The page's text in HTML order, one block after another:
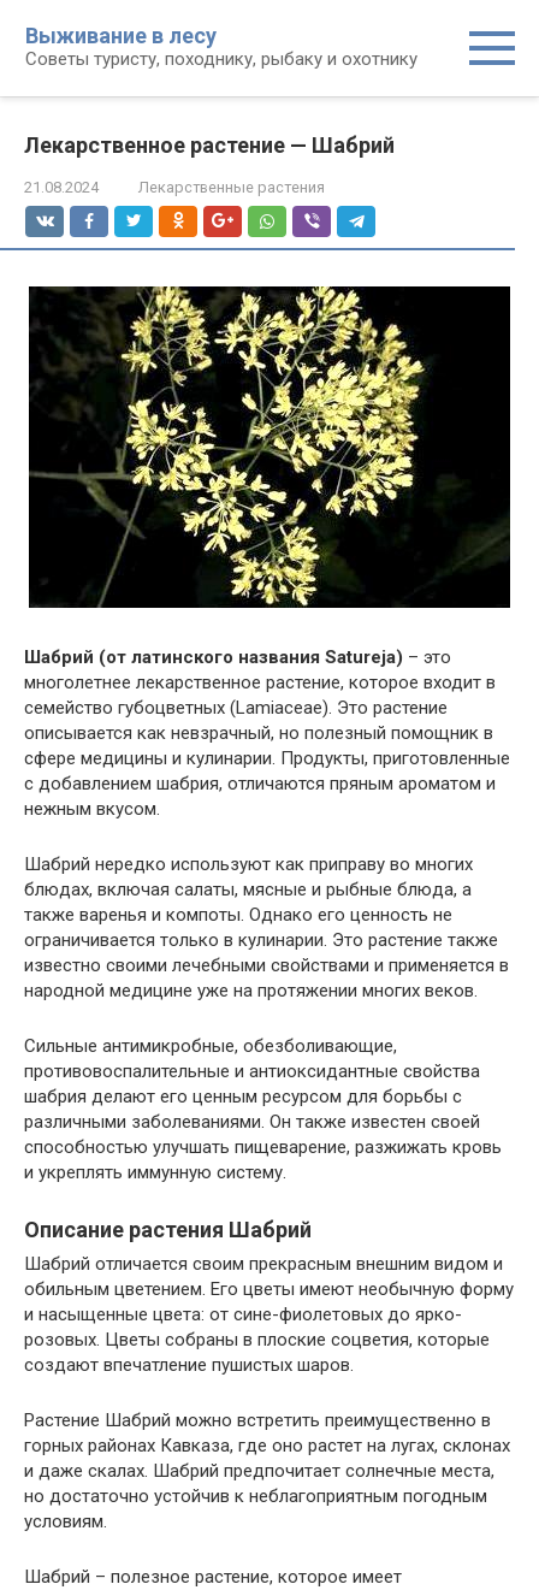
контенту
Выживание в лесу
Советы туристу, походнику, рыбаку и охотнику
Лекарственное растение — Шабрий
21.08.2024 Лекарственные растения
Шабрий (от латинского названия Satureja) – это
многолетнее лекарственное растение, которое входит в
семейство губоцветных (Lamiaceae). Это растение
описывается как невзрачный, но полезный помощник в
сфере медицины и кулинарии. Продукты, приготовленные
с добавлением шабрия, отличаются пряным ароматом и
нежным вкусом.
Шабрий нередко используют как приправу во многих
блюдах, включая салаты, мясные и рыбные блюда, а
также варенья и компоты. Однако его ценность не
ограничивается только в кулинарии. Это растение также
известно своими лечебными свойствами и применяется в
народной медицине уже на протяжении многих веков.
Сильные антимикробные, обезболивающие,
противовоспалительные и антиоксидантные свойства
шабрия делают его ценным ресурсом для борьбы с
различными заболеваниями. Он также известен своей
способностью улучшать пищеварение, разжижать кровь
и укреплять иммунную систему.
Описание растения Шабрий
Шабрий отличается своим прекрасным внешним видом и
обильным цветением. Его цветы имеют необычную форму
и насыщенные цвета: от сине-фиолетовых до ярко-
розовых. Цветы собраны в плоские соцветия, которые
создают впечатление пушистых шаров.
Растение Шабрий можно встретить преимущественно в
горных районах Кавказа, где оно растет на лугах, склонах
и даже скалах. Шабрий предпочитает солнечные места,
но достаточно устойчив к неблагоприятным погодным
условиям.
Шабрий – полезное растение, которое имеет